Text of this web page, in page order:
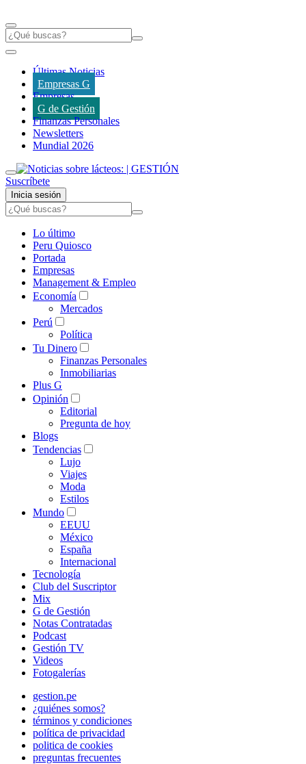
Últimas Noticias
Empresas G
Empresas
G de Gestión
Finanzas Personales
Newsletters
Mundial 2026
Suscríbete
Inicia sesión
Lo último
Peru Quiosco
Portada
Empresas
Management & Empleo
Economía
Mercados
Perú
Política
Tu Dinero
Finanzas Personales
Inmobiliarias
Plus G
Opinión
Editorial
Pregunta de hoy
Blogs
Tendencias
Lujo
Viajes
Moda
Estilos
Mundo
EEUU
México
España
Internacional
Tecnología
Club del Suscriptor
Mix
G de Gestión
Notas Contratadas
Podcast
Gestión TV
Videos
Fotogalerías
gestion.pe
¿quiénes somos?
términos y condiciones
política de privacidad
politica de cookies
preguntas frecuentes